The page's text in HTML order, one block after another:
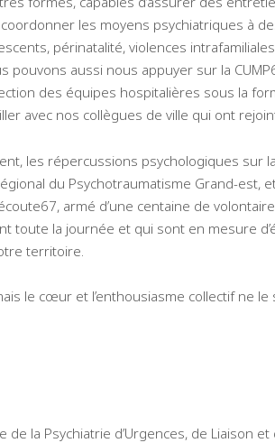
les moyens psychiatriques à
périnatalité, violences
aussi nous appuyer sur la
des équipes hospitalières sous la
avec nos collègues de ville qui ont
les répercussions psychologiques sur
du Psychotraumatisme Grand-est,
armé d’une centaine de
toute la journée et qui sont en mesure
territoire.
le cœur et l’enthousiasme collectif ne le
de la Psychiatrie d’Urgences, de Liaison